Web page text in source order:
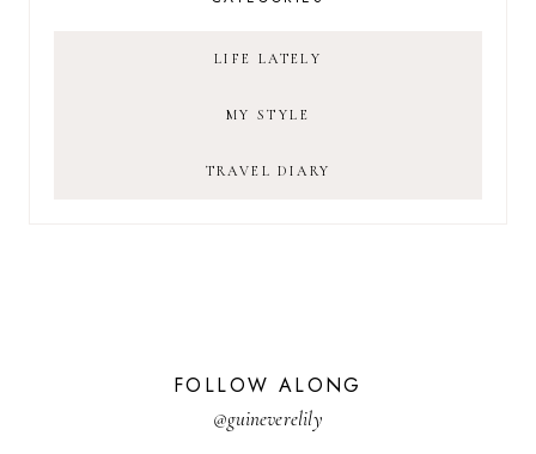
LIFE LATELY
MY STYLE
TRAVEL DIARY
FOLLOW ALONG
@guineverelily